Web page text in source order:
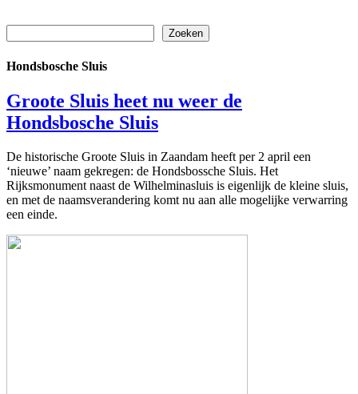
Zoeken
Hondsbosche Sluis
Groote Sluis heet nu weer de
Hondsbosche Sluis
De historische Groote Sluis in Zaandam heeft per 2 april een
‘nieuwe’ naam gekregen: de Hondsbossche Sluis. Het
Rijksmonument naast de Wilhelminasluis is eigenlijk de kleine sluis,
en met de naamsverandering komt nu aan alle mogelijke verwarring
een einde.